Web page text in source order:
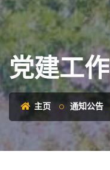
党建工作
主页 通知公告